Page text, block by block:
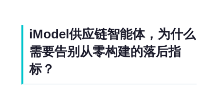
iModel供应链智能体，为什么
需要告别从零构建的落后指
标？